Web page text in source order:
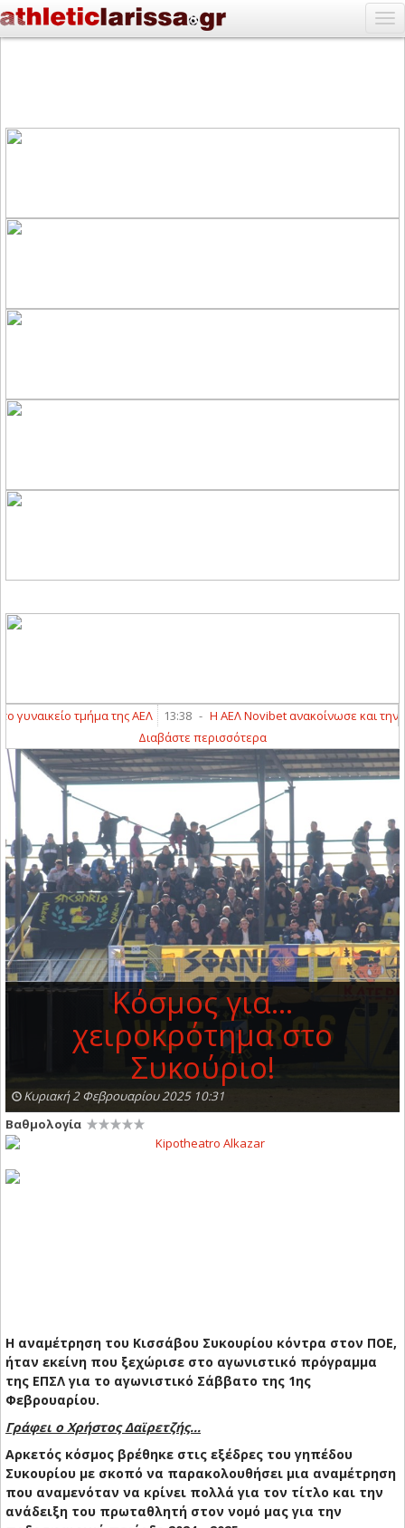
τμήμα της ΑΕΛ 13:38 - Η ΑΕΛ Novibet ανακοίνωσε και την
Διαβάστε περισσότερα
Κόσμος για...
χειροκρότημα στο
Συκούριο!
Κυριακή 2 Φεβρουαρίου 2025 10:31
Βαθμολογία
Η αναμέτρηση του Κισσάβου Συκουρίου κόντρα στον ΠΟΕ,
ήταν εκείνη που ξεχώρισε στο αγωνιστικό πρόγραμμα
της ΕΠΣΛ για το αγωνιστικό Σάββατο της 1ης
Φεβρουαρίου.
Γράφει ο Χρήστος Δαϊρετζής...
Αρκετός κόσμος βρέθηκε στις εξέδρες του γηπέδου
Συκουρίου με σκοπό να παρακολουθήσει μια αναμέτρηση
που αναμενόταν να κρίνει πολλά για τον τίτλο και την
ανάδειξη του πρωταθλητή στον νομό μας για την